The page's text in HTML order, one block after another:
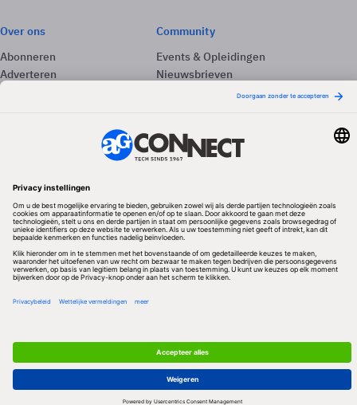
Over ons
Abonneren
Adverteren
Community
Events & Opleidingen
Nieuwsbrieven
Redactionele partner
Privacy & Cookies